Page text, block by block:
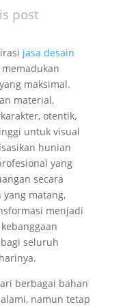
post
jasa desain
maksimal.
material,
otentik,
untuk visual
hunian
yang
secara
matang,
menjadi
seluruh
berbagai bahan
namun tetap